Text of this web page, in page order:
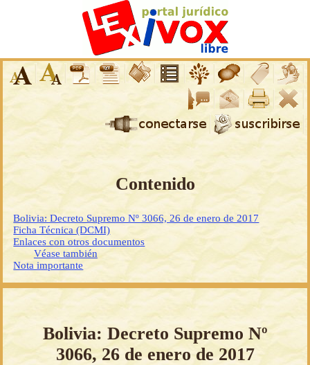
Contenido
Bolivia: Decreto Supremo Nº 3066, 26 de enero de 2017
Ficha Técnica (DCMI)
Enlaces con otros documentos
Véase también
Nota importante
Bolivia: Decreto Supremo Nº
3066, 26 de enero de 2017